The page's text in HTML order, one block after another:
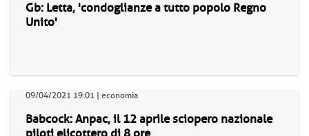
Gb: Letta, 'condoglianze a tutto popolo Regno
Unito'
09/04/2021 19:01 | economia
Babcock: Anpac, il 12 aprile sciopero nazionale